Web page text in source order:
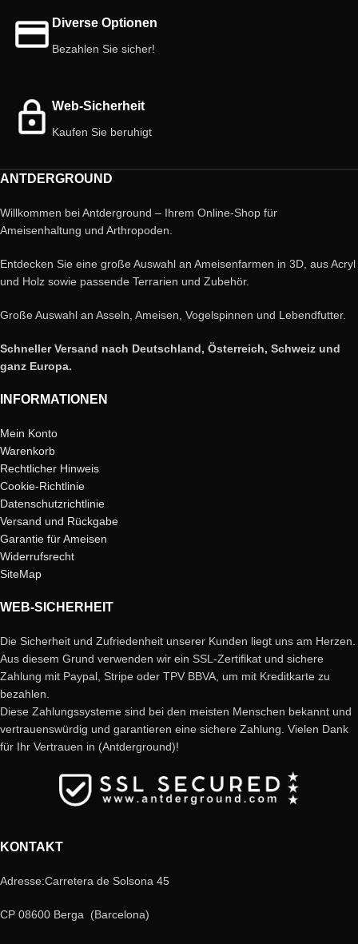
Diverse Optionen
Bezahlen Sie sicher!
Web-Sicherheit
Kaufen Sie beruhigt
ANTDERGROUND
Willkommen bei Antderground – Ihrem Online-Shop für
Ameisenhaltung und Arthropoden.
Entdecken Sie eine große Auswahl an Ameisenfarmen in 3D, aus Acryl
und Holz sowie passende Terrarien und Zubehör.
Große Auswahl an Asseln, Ameisen, Vogelspinnen und Lebendfutter.
Schneller Versand nach Deutschland, Österreich, Schweiz und
ganz Europa.
INFORMATIONEN
Mein Konto
Warenkorb
Rechtlicher Hinweis
Cookie-Richtlinie
Datenschutzrichtlinie
Versand und Rückgabe
Garantie für Ameisen
Widerrufsrecht
SiteMap
WEB-SICHERHEIT
Die Sicherheit und Zufriedenheit unserer Kunden liegt uns am Herzen.
Aus diesem Grund verwenden wir ein SSL-Zertifikat und sichere
Zahlung mit Paypal, Stripe oder TPV BBVA, um mit Kreditkarte zu
bezahlen.
Diese Zahlungssysteme sind bei den meisten Menschen bekannt und
vertrauenswürdig und garantieren eine sichere Zahlung. Vielen Dank
für Ihr Vertrauen in (Antderground)!
KONTAKT
Adresse:Carretera de Solsona 45
CP 08600 Berga (Barcelona)